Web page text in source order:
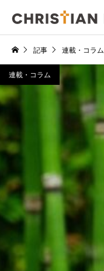
記事 連載・コラム
連載・コラム